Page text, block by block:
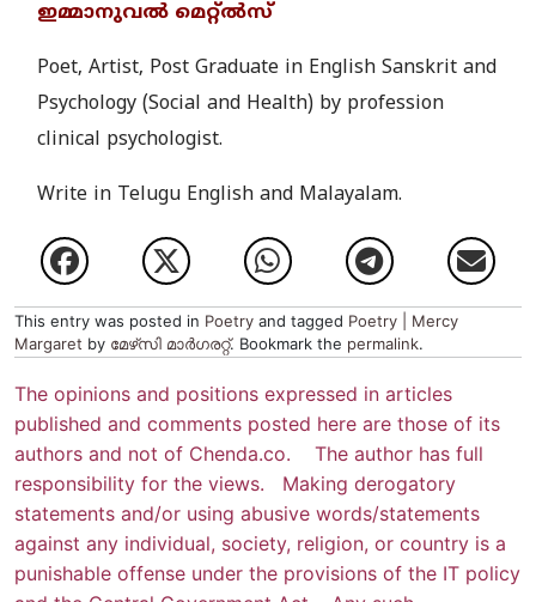
ഇമ്മാനുവല്‍ മെറ്റ്ല്‍സ്
Poet, Artist, Post Graduate in English Sanskrit and
Psychology (Social and Health) by profession
clinical psychologist.
Write in Telugu English and Malayalam.
This entry was posted in Poetry and tagged Poetry | Mercy
Margaret by മേഴ്‌സി മാര്‍ഗരറ്റ്‌. Bookmark the permalink.
The opinions and positions expressed in articles
published and comments posted here are those of its
authors and not of Chenda.co. The author has full
responsibility for the views. Making derogatory
statements and/or using abusive words/statements
against any individual, society, religion, or country is a
punishable offense under the provisions of the IT policy